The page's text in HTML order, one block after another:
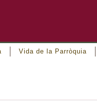
Vida de la Parròquia